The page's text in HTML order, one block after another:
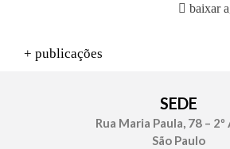
baixar
+ publicações
SEDE
Rua Maria Paula, 78 –
São Paulo